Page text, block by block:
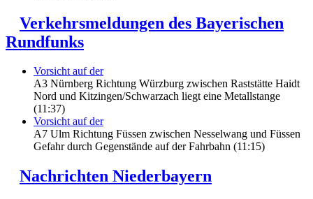
Verkehrsmeldungen des Bayerischen
Rundfunks
Vorsicht auf der
A3 Nürnberg Richtung Würzburg zwischen Raststätte Haidt
Nord und Kitzingen/Schwarzach liegt eine Metallstange
(11:37)
Vorsicht auf der
A7 Ulm Richtung Füssen zwischen Nesselwang und Füssen
Gefahr durch Gegenstände auf der Fahrbahn (11:15)
Nachrichten Niederbayern